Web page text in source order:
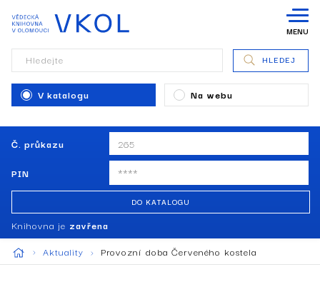
Č. průkazu
PIN
DO KATALOGU
Knihovna je zavřena
MENU
Hledejte
V katalogu Na webu
HLEDEJ
Aktuality Provozní doba Červeného kostela